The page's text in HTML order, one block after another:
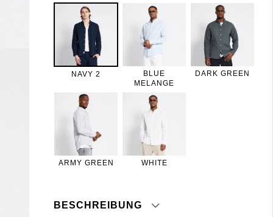
NAVY 2
BLUE
MELANGE
DARK GREEN
ARMY GREEN WHITE
BESCHREIBUNG